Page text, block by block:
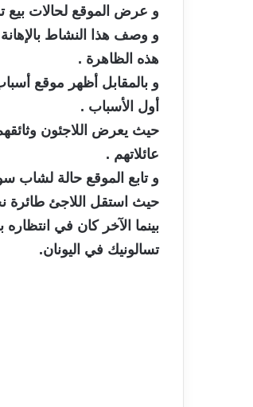
و عرض الموقع لحالات بيع تمت
و وصف هذا النشاط
هذه الظاهرة .
و بالمقابل أظهر موقع
أول الأسباب .
حيث يعرض اللاجئون
عائلاتهم .
حيث استقل اللاجئ طائرة
بينما الآخر كان في
تسالونيك في اليونان.